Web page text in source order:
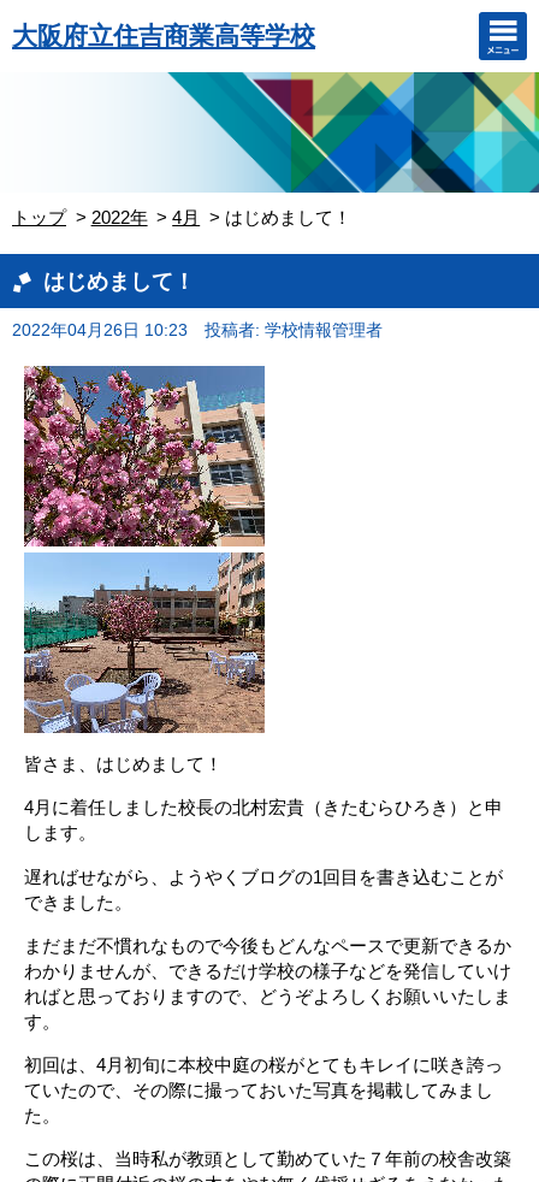
大阪府立住吉商業高等学校
トップ 2022年 4月 はじめまして！
はじめまして！
2022年04月26日 10:23 投稿者: 学校情報管理者
皆さま、はじめまして！
4月に着任しました校長の北村宏貴（きたむらひろき）と申
します。
遅ればせながら、ようやくブログの1回目を書き込むことが
できました。
まだまだ不慣れなもので今後もどんなペースで更新できるか
わかりませんが、できるだけ学校の様子などを発信していけ
ればと思っておりますので、どうぞよろしくお願いいたしま
す。
初回は、4月初旬に本校中庭の桜がとてもキレイに咲き誇っ
ていたので、その際に撮っておいた写真を掲載してみまし
た。
この桜は、当時私が教頭として勤めていた７年前の校舎改築